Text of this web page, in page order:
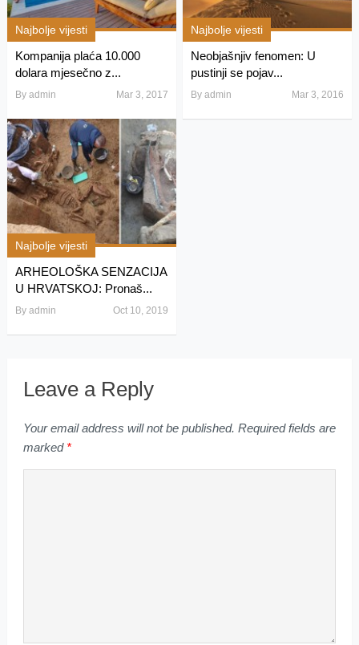
Najbolje vijesti
Kompanija plaća 10.000
dolara mjesečno z...
By admin Mar 3, 2017
Najbolje vijesti
Neobjašnjiv fenomen: U
pustinji se pojav...
Byadmin Mar 3, 2016
Najbolje vijesti
ARHEOLOŠKA SENZACIJA
U HRVATSKOJ: Pronaš...
By admin Oct 10, 2019
Leave a Reply
Your email address will not be published. Required fields are
marked *